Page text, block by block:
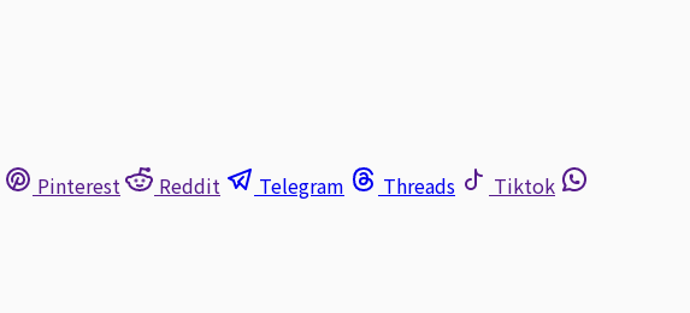
Pinterest Reddit Telegram Threads
Tiktok